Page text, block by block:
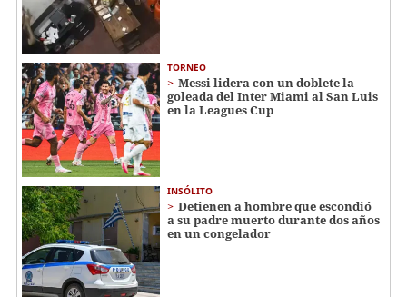
TORNEO
Messi lidera con un doblete la
goleada del Inter Miami al San Luis
en la Leagues Cup
INSÓLITO
Detienen a hombre que escondió
a su padre muerto durante dos años
en un congelador